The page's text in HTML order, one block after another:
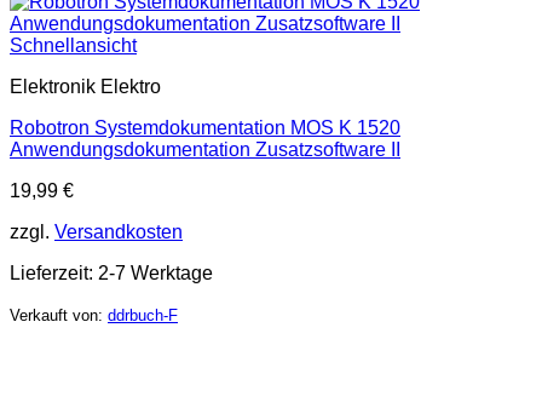
Schnellansicht
Elektronik Elektro
Robotron Systemdokumentation MOS K 1520
Anwendungsdokumentation Zusatzsoftware II
19,99 €
zzgl. Versandkosten
Lieferzeit: 2-7 Werktage
Verkauft von: ddrbuch-F